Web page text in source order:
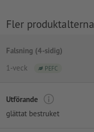
Fler
Falsning (4-sidig)
1-veck
PEFC
Utförande
glättat bestruket